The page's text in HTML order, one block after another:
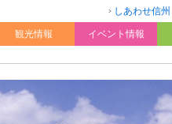
しあわせ信州
観光情報 イベント情報